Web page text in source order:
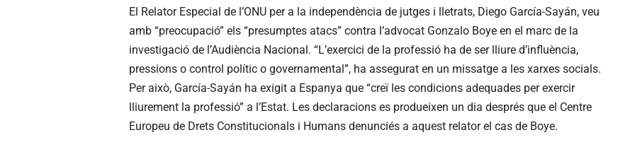
El Relator Especial de l’ONU per a la independència de jutges i lletrats, Diego García-Sayán, veu
amb “preocupació” els “presumptes atacs” contra l’advocat Gonzalo Boye en el marc de la
investigació de l’Audiència Nacional. “L’exercici de la professió ha de ser lliure d’influència,
pressions o control polític o governamental”, ha assegurat en un missatge a les xarxes socials.
Per això, García-Sayán ha exigit a Espanya que “creï les condicions adequades per exercir
lliurement la professió” a l’Estat. Les declaracions es produeixen un dia després que el Centre
Europeu de Drets Constitucionals i Humans denunciés a aquest relator el cas de Boye.